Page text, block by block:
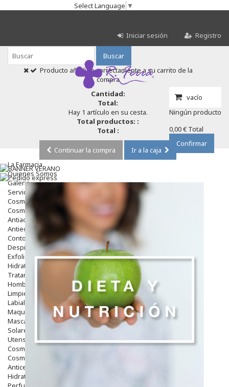
Select Language ▼
Iniciar sesión Registro
Buscar
vacío
Ningún producto
0,00 € Total
Confirmar
Producto añadido correctamente a su carrito de la
compra
Cantidad:
Total:
Hay 1 artículo en su cesta.
Total productos: :
Total :
Continuar la compra
Ir a la caja
La Farmacia
Quienes Somos
Galeria
Servicios
Cosmética
Cosmética Facial
Antiacné
Antiedad
Contorno De Ojos
Despigmentantes
Exfoliantes
Hidratantes
Tratamientos De Noche
Hombre
Limpieza
Labiales
Maquillajes Y Color
Mascarillas
Solares
Utensilios
Cosmética Capilar
Cosmética Corporal
Anticelulíticos
Hidratantes Corporales